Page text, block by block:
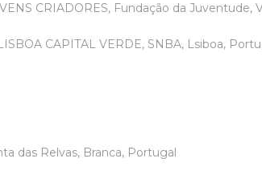
CRIADORES, Fundação da Juventude,
CAPITAL VERDE, SNBA, Lsiboa,
das Relvas, Branca, Portugal